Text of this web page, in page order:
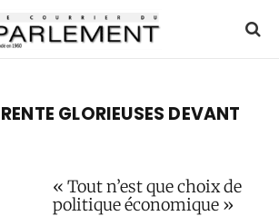
GLORIEUSES DEVANT
« Tout n’est que choix de
politique économique »